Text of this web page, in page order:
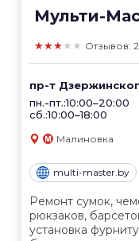
Мульти-
★★★★★ Отзывов: 2
пр-т
пн.-пт.:10:00–20:00
сб.:10:00–18:00
Малиновка
multi-master.by
Ремонт сумок,
рюкзаков,
установка